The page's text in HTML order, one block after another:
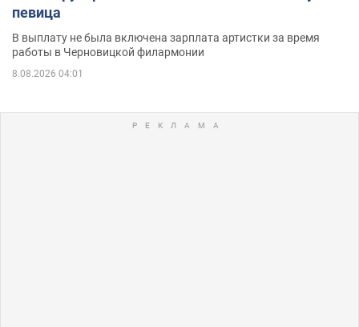
певица
В выплату не была включена зарплата артистки за время
работы в Черновицкой филармонии
8.08.2026 04:01